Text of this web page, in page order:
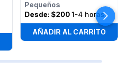
Pequeños
Desde: $200 1-4 horas
AÑADIR AL CARRITO